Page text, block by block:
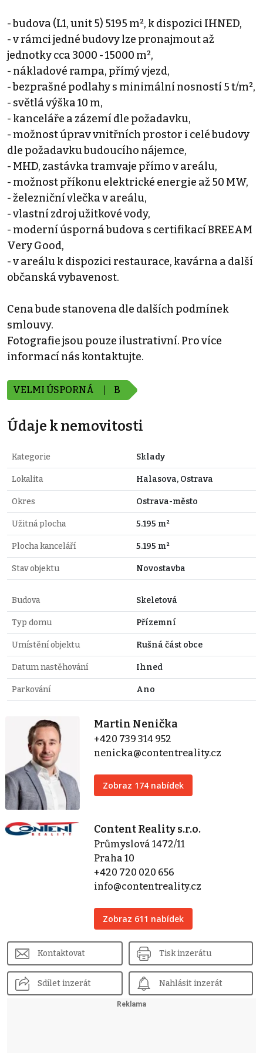
- budova (L1, unit 5) 5195 m², k dispozici IHNED,
- v rámci jedné budovy lze pronajmout až
jednotky cca 3000 - 15000 m²,
- nákladové rampa, přímý vjezd,
- bezprašné podlahy s minimální nosností 5 t/m²,
- světlá výška 10 m,
- kanceláře a zázemí dle požadavku,
- možnost úprav vnitřních prostor i celé budovy
dle požadavku budoucího nájemce,
- MHD, zastávka tramvaje přímo v areálu,
- možnost příkonu elektrické energie až 50 MW,
- železniční vlečka v areálu,
- vlastní zdroj užitkové vody,
- moderní úsporná budova s certifikací BREEAM
Very Good,
- v areálu k dispozici restaurace, kavárna a další
občanská vybavenost.
Cena bude stanovena dle dalších podmínek
smlouvy.
Fotografie jsou pouze ilustrativní. Pro více
informací nás kontaktujte.
VELMI ÚSPORNÁ B
Údaje k nemovitosti
Kategorie Sklady
Lokalita Halasova, Ostrava
Okres Ostrava-město
Užitná plocha 5.195 m²
Plocha kanceláří 5.195 m²
Stav objektu Novostavba
Budova Skeletová
Typ domu Přízemní
Umístění objektu Rušná část obce
Datum nastěhování Ihned
Parkování Ano
Martin Nenička
+420 739 314 952
nenicka@contentreality.cz
Zobraz 174 nabídek
Content Reality s.r.o.
Průmyslová 1472/11
Praha 10
+420 720 020 656
info@contentreality.cz
Zobraz 611 nabídek
Kontaktovat Tisk inzerátu
Sdílet inzerát Nahlásit inzerát